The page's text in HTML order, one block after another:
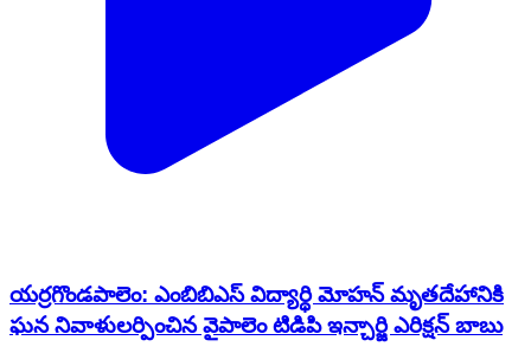
యర్రగొండపాలెం: ఎంబిబిఎస్ విద్యార్థి మోహన్ మృతదేహానికి
ఘన నివాళులర్పించిన వైపాలెం టిడిపి ఇన్చార్జి ఎరిక్షన్ బాబు